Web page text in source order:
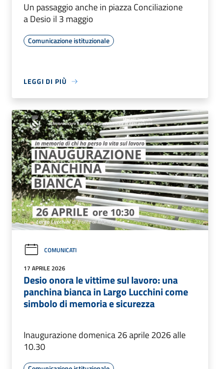
Un passaggio anche in piazza Conciliazione
a Desio il 3 maggio
Comunicazione istituzionale
LEGGI DI PIÙ
COMUNICATI
17 APRILE 2026
Desio onora le vittime sul lavoro: una
panchina bianca in Largo Lucchini come
simbolo di memoria e sicurezza
Inaugurazione domenica 26 aprile 2026 alle
10.30